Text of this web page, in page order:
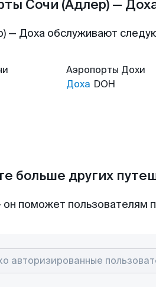
Сочи (Адлер) —
— Доха обслуживают
Аэропорты Дохи
Доха DOH
больше других
поможет пользователям